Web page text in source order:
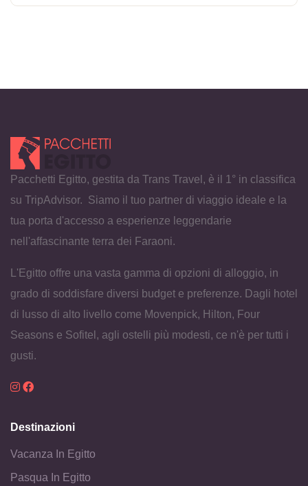
Pacchetti Egitto, gestita da Trans Travel, è il 1° in classifica
su TripAdvisor. Siamo il tuo partner di viaggio ideale e la
tua porta d'accesso a esperienze leggendarie
nell'affascinante terra dei Faraoni.
L'Egitto offre una vasta gamma di opzioni di alloggio, in
grado di soddisfare diversi budget e preferenze. Dagli hotel
di lusso di alto livello come Movenpick, Hilton, Four
Seasons e Sofitel, agli ostelli più modesti, ce n'è per tutti i
gusti.
Destinazioni
Vacanza In Egitto
Pasqua In Egitto